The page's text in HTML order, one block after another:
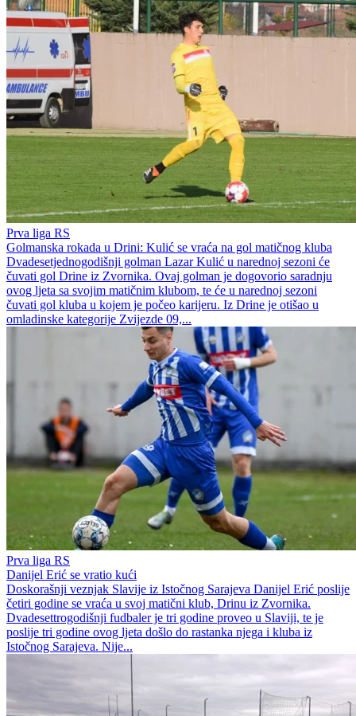
Prva liga RS
Golmanska rokada u Drini: Kulić se vraća na gol matičnog kluba
Dvadesetjednogodišnji golman Lazar Kulić u narednoj sezoni će
čuvati gol Drine iz Zvornika. Ovaj golman je dogovorio saradnju
ovog ljeta sa svojim matičnim klubom, te će u narednoj sezoni
čuvati gol kluba u kojem je počeo karijeru. Iz Drine je otišao u
omladinske kategorije Zvijezde 09,...
Prva liga RS
Danijel Erić se vratio kući
Doskorašnji veznjak Slavije iz Istočnog Sarajeva Danijel Erić poslije
četiri godine se vraća u svoj matični klub, Drinu iz Zvornika.
Dvadesettrogodišnji fudbaler je tri godine proveo u Slaviji, te je
poslije tri godine ovog ljeta došlo do rastanka njega i kluba iz
Istočnog Sarajeva. Nije...